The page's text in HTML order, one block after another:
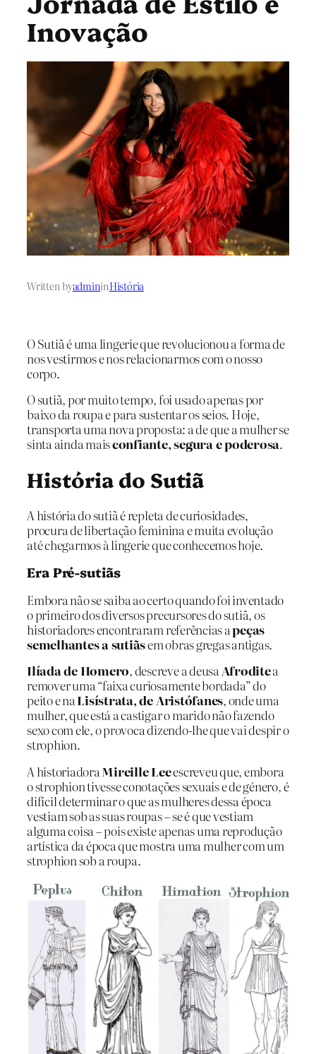
Inovação
Written byadmininHistória
O Sutiã é uma lingerie que revolucionou a forma de
nos vestirmos e nos relacionarmos com o nosso
corpo.
O sutiã, por muito tempo, foi usado apenas por
baixo da roupa e para sustentar os seios. Hoje,
transporta uma nova proposta: a de que a mulher se
sinta ainda maisconfiante, segura e poderosa.
História do Sutiã
A história do sutiã é repleta de curiosidades,
procura de libertação feminina e muita evolução
até chegarmos à lingerie que conhecemos hoje.
Era Pré-sutiãs
Embora não se saiba ao certo quando foi inventado
o primeiro dos diversos precursores do sutiã, os
historiadores encontraram referências apeças
semelhantes a sutiãsem obras gregas antigas.
Ilíada de Homero, descreve a deusaAfroditea
remover uma “faixa curiosamente bordada” do
peito e naLisístrata, de Aristófanes, onde uma
mulher, que está a castigar o marido não fazendo
sexo com ele, o provoca dizendo-lhe que vai despir o
strophion.
A historiadoraMireille Leeescreveu que, embora
o strophion tivesse conotações sexuais e de género, é
difícil determinar o que as mulheres dessa época
vestiam sob as suas roupas – se é que vestiam
alguma coisa – pois existe apenas uma reprodução
artística da época que mostra uma mulher com um
strophion sob a roupa.